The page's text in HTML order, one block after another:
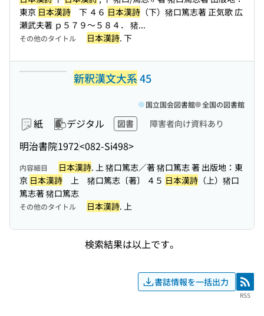
東京 日本漢詩 下 ４６ 日本漢詩 （下）猪口篤志著 正気歌 広
瀬武夫著 ｐ５７９〜５８４． 猪...
その他のタイトル 日本漢詩. 下
新釈漢文大系45
紙 デジタル 図書 障害者向け資料あり
明治書院1972<082-Si498>
国立国会図書館 全国の図書館
内容細目 日本漢詩. 上 猪口篤志／著 猪口篤志 著 出版地：東
京 日本漢詩 上 猪口篤志〔著〕 ４５ 日本漢詩 （上）猪口
篤志著 猪口篤志
その他のタイトル 日本漢詩. 上
検索結果は以上です。
書誌情報を一括出力 RSS
RSS